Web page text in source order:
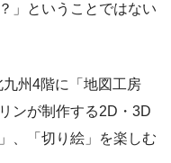
」ということではない
州4階に「地図工房
ンが制作する2D・3D
、「切り絵」を楽しむ